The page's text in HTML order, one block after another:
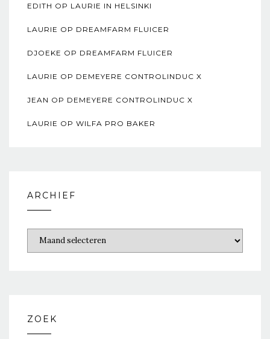
EDITH OP LAURIE IN HELSINKI
LAURIE OP DREAMFARM FLUICER
DJOEKE OP DREAMFARM FLUICER
LAURIE OP DEMEYERE CONTROLINDUC X
JEAN OP DEMEYERE CONTROLINDUC X
LAURIE OP WILFA PRO BAKER
ARCHIEF
ZOEK